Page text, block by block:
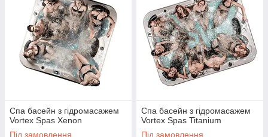
Спа басейн з гідромасажем
Vortex Spas Xenon
Під замовлення
Спа басейн з гідромасажем
Vortex Spas Titanium
Під замовлення